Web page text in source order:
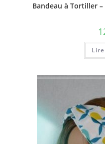
Bandeau à Tortiller